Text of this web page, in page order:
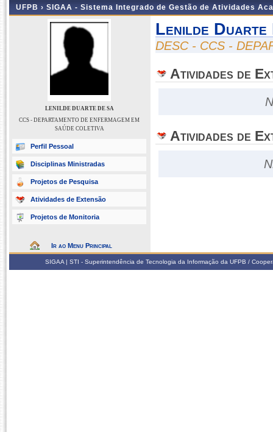
UFPB › SIGAA - Sistema Integrado de Gestão de Atividades
LENILDE DUARTE DE SA
CCS - DEPARTAMENTO DE ENFERMAGEM EM
SAÚDE COLETIVA
Perfil Pessoal
Disciplinas Ministradas
Projetos de Pesquisa
Atividades de Extensão
Projetos de Monitoria
Ir ao Menu Principal
Lenilde Duarte
DESC - CCS -
Atividades de
Atividades de
SIGAA | STI - Superintendência de Tecnologia da Informação da UFPB /